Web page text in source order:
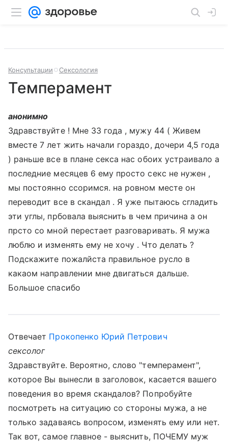
Консультации Сексология
Темперамент
анонимно
Здравствуйте ! Мне 33 года , мужу 44 ( Живем
вместе 7 лет жить начали гораздо, дочери 4,5 года
) раньше все в плане секса нас обоих устраивало а
последние месяцев 6 ему просто секс не нужен ,
мы постоянно ссоримся. на ровном месте он
переводит все в скандал . Я уже пытаюсь сгладить
эти углы, прбовала выяснить в чем причина а он
прсто со мной перестает разговаривать. Я мужа
люблю и изменять ему не хочу . Что делать ?
Подскажите пожалйста правильное русло в
какаом направлении мне двигаться дальше.
Большое спасибо
Отвечает Прокопенко Юрий Петрович
сексолог
Здравствуйте. Вероятно, слово "темперамент",
которое Вы вынесли в заголовок, касается вашего
поведения во время скандалов? Попробуйте
посмотреть на ситуацию со стороны мужа, а не
только задаваясь вопросом, изменять ему или нет.
Так вот, самое главное - выяснить, ПОЧЕМУ муж